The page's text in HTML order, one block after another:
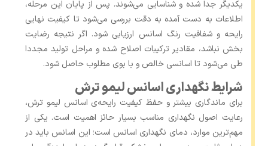
یکدیگر جدا شده و شناسایی می‌شوند. پس از پایان این مرحله،
اطلاعات به ‌دست ‌آمده به‌ دقت بررسی می‌شود تا کیفیت نهایی
رایحه و شفافیت رنگ اسانس ارزیابی شود. اگر نتیجه رضایت
‌بخش نباشد، مقادیر ترکیبات اصلاح شده و مراحل تولید مجددا
طی می‌شود تا اسانسی خالص و با بوی مطلوب حاصل شود.
شرایط نگهداری اسانس لیمو ترش
برای ماندگاری بیشتر و حفظ کیفیت رایحه‌ی اسانس لیمو ترش،
رعایت اصول نگهداری مناسب بسیار حائز اهمیت است. یکی از
مهم‌ترین موارد، دمای نگهداری اسانس است؛ این اسانس باید در